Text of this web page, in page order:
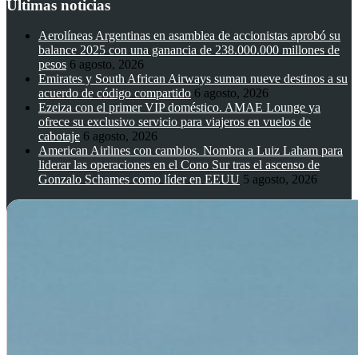
Ultimas noticias
Aerolíneas Argentinas en asamblea de accionistas aprobó su
balance 2025 con una ganancia de 238.000.000 millones de
pesos 6 agosto, 2026
Emirates y South African Airways suman nueve destinos a su
acuerdo de código compartido 6 agosto, 2026
Ezeiza con el primer VIP doméstico. AMAE Lounge ya
ofrece su exclusivo servicio para viajeros en vuelos de
cabotaje 6 agosto, 2026
American Airlines con cambios. Nombra a Luiz Laham para
liderar las operaciones en el Cono Sur tras el ascenso de
Gonzalo Schames como líder en EEUU 5 agosto, 2026